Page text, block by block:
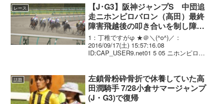
レース
【J･G3】阪神ジャンプS 中団追
走ニホンピロバロン（高田）最終
障害飛越後の叩き合いを制し障害
競走5連勝！
1：丁稚ですがφ ★＠＼(^o^)／：
2016/09/17(土) 15:57:16.08
ID:CAP_USER9.net01 5 05 ニホンピロバ
話題
左鎖骨粉砕骨折で休養していた高
田潤騎手 7/28小倉サマージャンプ
(J・G3)で復帰